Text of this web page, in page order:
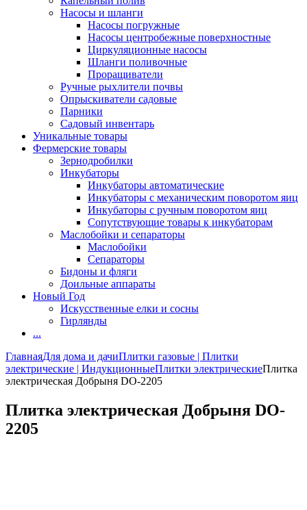
Насосы и шланги
Насосы погружные
Насосы центробежные поверхностные
Циркуляционные насосы
Шланги поливочные
Проращиватели
Ручные рыхлители почвы
Опрыскиватели садовые
Парники
Садовый инвентарь
Уникальные товары
Фермерские товары
Зернодробилки
Инкубаторы
Инкубаторы автоматические
Инкубаторы с механическим поворотом яиц
Инкубаторы с ручным поворотом яиц
Сопутствующие товары к инкубаторам
Маслобойки и сепараторы
Маслобойки
Сепараторы
Бидоны и фляги
Доильные аппараты
Новый Год
Искусственные елки и сосны
Гирлянды
...
ГлавнаяДля дома и дачиПлитки газовые | Плитки
электрические | ИндукционныеПлитки электрическиеПлитка
электрическая Добрыня DO-2205
Плитка электрическая Добрыня DO-
2205